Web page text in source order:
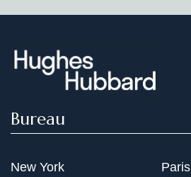
Bureau
New York Paris